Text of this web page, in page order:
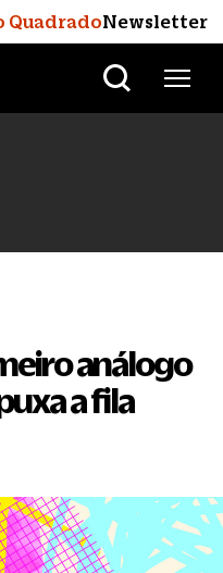
QuadradoNewsletter
análogo
a fila